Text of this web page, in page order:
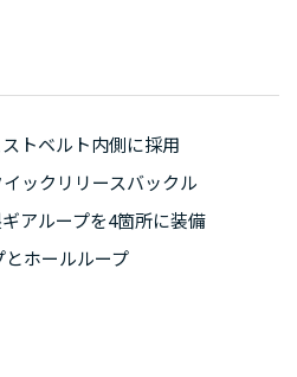
トベルト内側に採用
ックリリースバックル
アループを4箇所に装備
とホールループ